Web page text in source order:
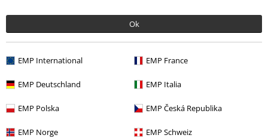
Ok
EMP International EMP France
EMP Deutschland EMP Italia
EMP Polska EMP Česká Republika
EMP Norge EMP Schweiz